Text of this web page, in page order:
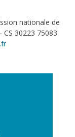
nationale de
CS 30223 75083